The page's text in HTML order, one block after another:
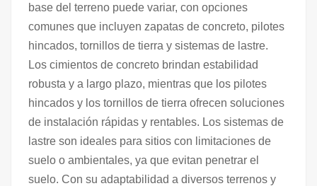
base del terreno puede variar, con opciones
comunes que incluyen zapatas de concreto, pilotes
hincados, tornillos de tierra y sistemas de lastre.
Los cimientos de concreto brindan estabilidad
robusta y a largo plazo, mientras que los pilotes
hincados y los tornillos de tierra ofrecen soluciones
de instalación rápidas y rentables. Los sistemas de
lastre son ideales para sitios con limitaciones de
suelo o ambientales, ya que evitan penetrar el
suelo. Con su adaptabilidad a diversos terrenos y